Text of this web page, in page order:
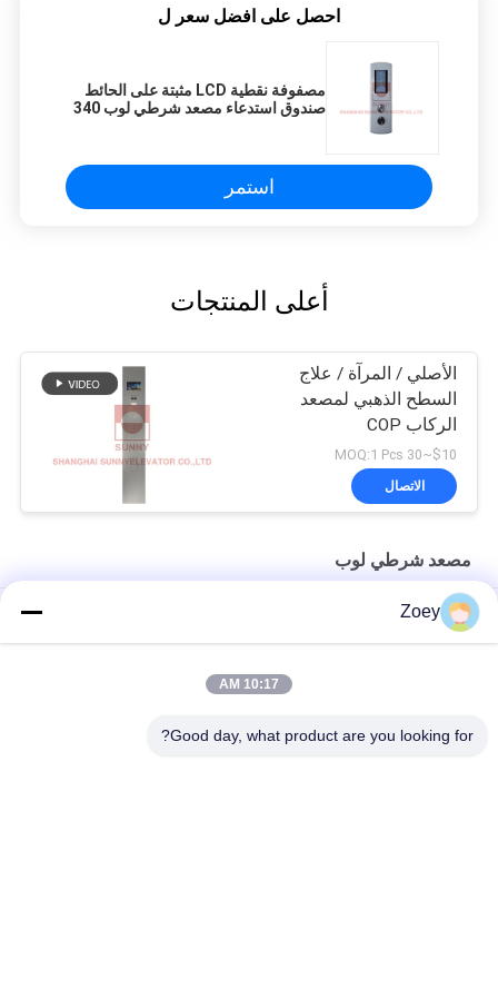
احصل على افضل سعر ل
مصفوفة نقطية LCD مثبتة على الحائط
صندوق استدعاء مصعد شرطي لوب 340
استمر
أعلى المنتجات
الأصلي / المرآة / علاج
السطح الذهبي لمصعد
الركاب COP
$10~30 MOQ:1 Pcs
الاتصال
مصعد شرطي لوب
ركاب مصعد عنصر مثبت على السطح مضمن
فانوس قاعة المصعد الرمادي للركاب AEC335
Zoey
10:17 AM
Good day, what product are you looking for?